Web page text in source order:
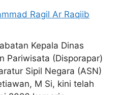
Ragil Ar Raqiib
Kepala Dinas
Pariwisata (Disporapar)
Sipil Negara (ASN)
M Si, kini telah